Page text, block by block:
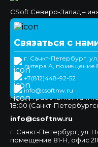
Связаться с
г. Санкт-Петербург,
литера А, помещение
+7(812)448-92-52
info@csoftnw.ru
CSoft Северо-Запад –
компания,
комплексной
Официальный сайт
*Компания Meta Platforms Inc.
деятельность запрещена на
продуктом.
+7(812)448-92-52
Режим работы
18:00 (Санкт-
info@csoftnw.ru
г. Санкт-Петербург, ул.
помещение 81-Н, офис